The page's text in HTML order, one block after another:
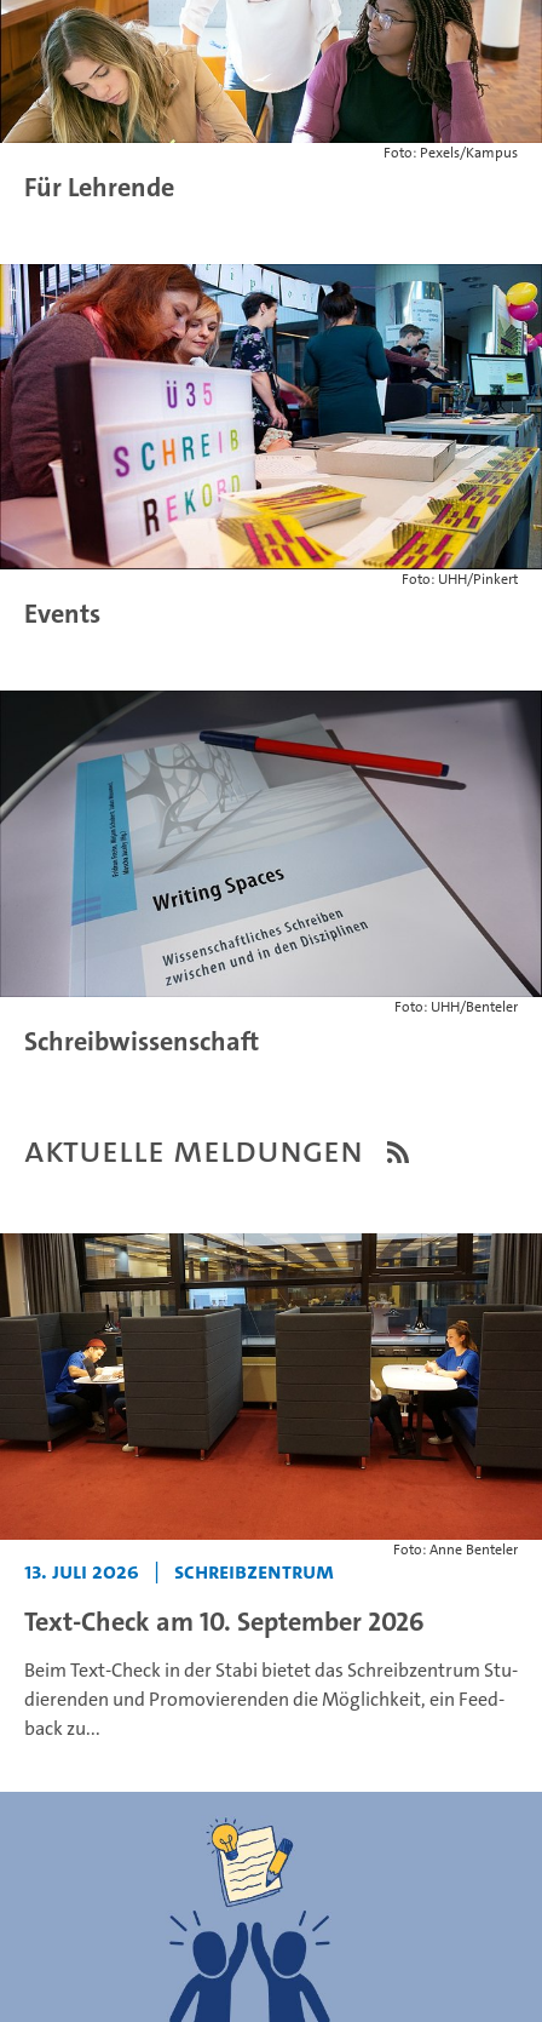
Foto: Pexels/Kampus
Für Lehrende
Foto: UHH/Pinkert
Events
Foto: UHH/Benteler
Schreibwissenschaft
Aktuelle Meldungen
Foto: Anne Benteler
13. Juli 2026 | Schreibzentrum
Text-Check am 10. September 2026
Beim Text-Check in der Stabi bie­tet das Schreibzentrum Stu­
die­ren­den und Pro­mo­vie­ren­den die Mög­lich­keit, ein Feed­
back zu...